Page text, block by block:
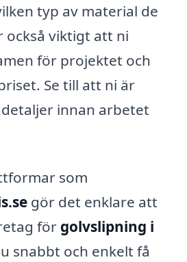
typ av material de
också viktigt att ni
för projektet och
Se till att ni är
innan arbetet
som
gör det enklare att
för golvslipning i
snabbt och enkelt få